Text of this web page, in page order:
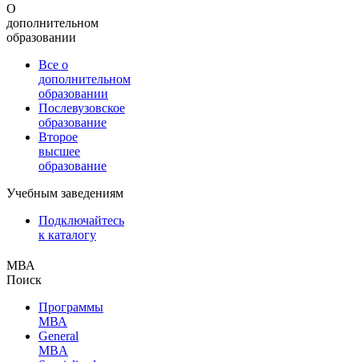
О
дополнительном
образовании
Все о
дополнительном
образовании
Послевузовское
образование
Второе
высшее
образование
Учебным заведениям
Подключайтесь
к каталогу
МВА
Поиск
Программы
МВА
General
MBA